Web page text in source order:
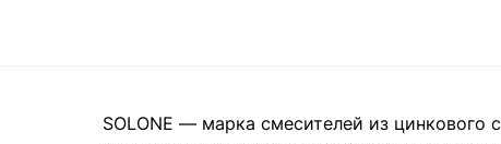
SOLONE — марка смесителей из цинкового